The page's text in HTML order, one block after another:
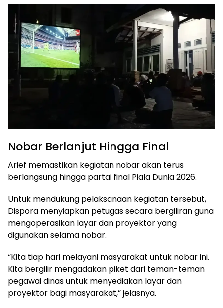
Nobar Berlanjut Hingga Final
Arief memastikan kegiatan nobar akan terus
berlangsung hingga partai final Piala Dunia 2026.
Untuk mendukung pelaksanaan kegiatan tersebut,
Dispora menyiapkan petugas secara bergiliran guna
mengoperasikan layar dan proyektor yang
digunakan selama nobar.
“Kita tiap hari melayani masyarakat untuk nobar ini.
Kita bergilir mengadakan piket dari teman-teman
pegawai dinas untuk menyediakan layar dan
proyektor bagi masyarakat,” jelasnya.